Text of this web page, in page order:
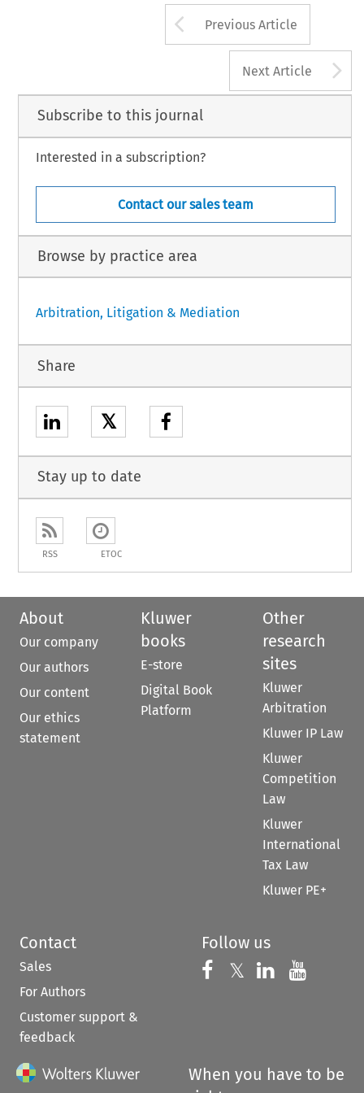
Arrow button
Previous Article
Next Article
Subscribe to this journal
Interested in a subscription?
Contact our sales team
Browse by practice area
Arbitration, Litigation & Mediation
Share
𝕏
Stay up to date
RSS ETOC
About
Our company
Our authors
Our content
Our ethics
statement
Kluwer
books
E-store
Digital Book
Platform
Other
research
sites
Kluwer
Arbitration
Kluwer IP Law
Kluwer
Competition
Law
Kluwer
International
Tax Law
Kluwer PE+
Contact
Sales
For Authors
Customer support &
feedback
Follow us
Follow us on
𝕏 Follow us on
Follow us
When you have to be